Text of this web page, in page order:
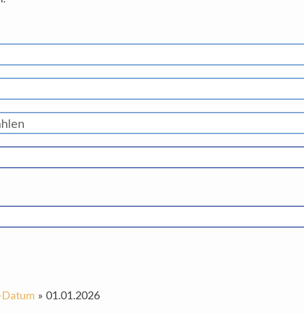
Datum » 01.01.2026